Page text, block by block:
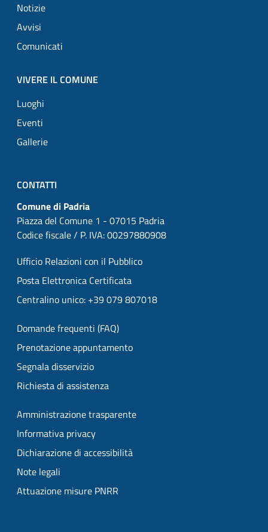
Notizie
Avvisi
Comunicati
VIVERE IL COMUNE
Luoghi
Eventi
Gallerie
CONTATTI
Comune di Padria
Piazza del Comune 1 - 07015 Padria
Codice fiscale / P. IVA: 00297880908
Ufficio Relazioni con il Pubblico
Posta Elettronica Certificata
Centralino unico: +39 079 807018
Domande frequenti (FAQ)
Prenotazione appuntamento
Segnala disservizio
Richiesta di assistenza
Amministrazione trasparente
Informativa privacy
Dichiarazione di accessibilità
Note legali
Attuazione misure PNRR